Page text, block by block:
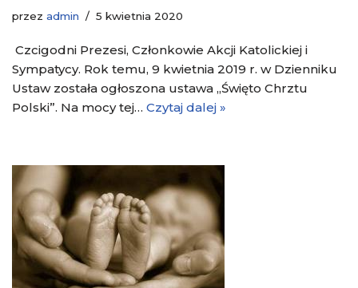
przez admin 5 kwietnia 2020
Czcigodni Prezesi, Członkowie Akcji Katolickiej i
Sympatycy. Rok temu, 9 kwietnia 2019 r. w Dzienniku
Ustaw została ogłoszona ustawa „Święto Chrztu
Polski”. Na mocy tej… Czytaj dalej »